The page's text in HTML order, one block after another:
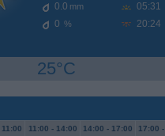
0.0 mm
0 %
05:31
20:24
25°C
11:00 11:00 - 14:00 14:00 - 17:00 17:00